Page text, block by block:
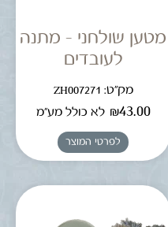
מטען שולחני – מתנה
לעובדים
מק"ט: ZH007271
₪43.00 לא כולל מע"מ
לפרטי המוצר